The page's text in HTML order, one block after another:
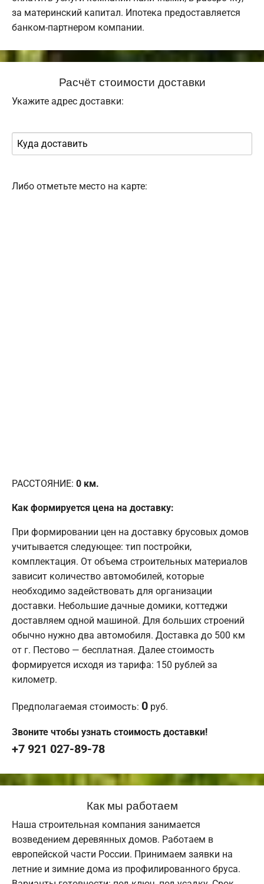
за материнский капитал. Ипотека предоставляется
банком-партнером компании.
Расчёт стоимости доставки
Укажите адрес доставки:
Либо отметьте место на карте:
РАССТОЯНИЕ: 0 км.
Как формируется цена на доставку:
При формировании цен на доставку брусовых домов
учитывается следующее: тип постройки,
комплектация. От объема строительных материалов
зависит количество автомобилей, которые
необходимо задействовать для организации
доставки. Небольшие дачные домики, коттеджи
доставляем одной машиной. Для больших строений
обычно нужно два автомобиля. Доставка до 500 км
от г. Пестово — бесплатная. Далее стоимость
формируется исходя из тарифа: 150 рублей за
километр.
Предполагаемая стоимость: 0 руб.
Звоните чтобы узнать стоимость доставки!
+7 921 027-89-78
Как мы работаем
Наша строительная компания занимается
возведением деревянных домов. Работаем в
европейской части России. Принимаем заявки на
летние и зимние дома из профилированного бруса.